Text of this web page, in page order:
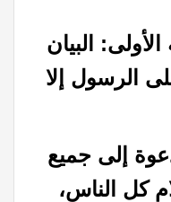
البيان
الرسول إلا
إلى جميع
كل الناس،